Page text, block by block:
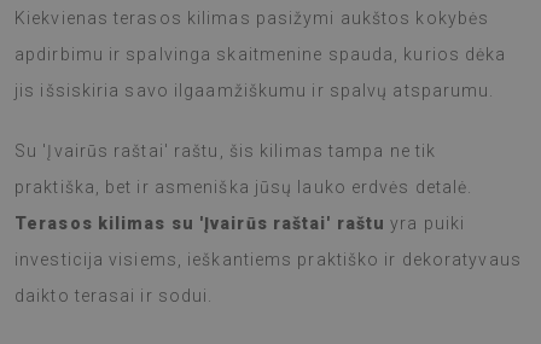
Kiekvienas terasos kilimas pasižymi aukštos kokybės
apdirbimu ir spalvinga skaitmenine spauda, kurios dėka
jis išsiskiria savo ilgaamžiškumu ir spalvų atsparumu.
Su 'Įvairūs raštai' raštu, šis kilimas tampa ne tik
praktiška, bet ir asmeniška jūsų lauko erdvės detalė.
Terasos kilimas su 'Įvairūs raštai' raštu yra puiki
investicija visiems, ieškantiems praktiško ir dekoratyvaus
daikto terasai ir sodui.